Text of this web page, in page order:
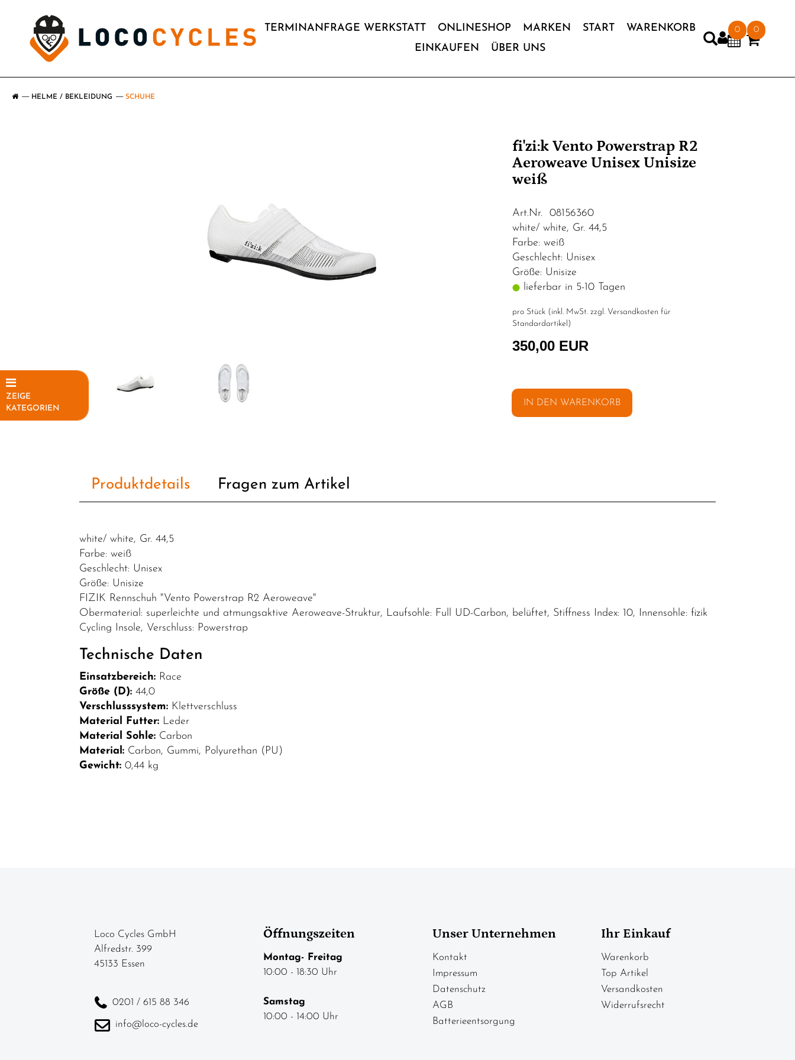
TERMINANFRAGE WERKSTATT ONLINESHOP MARKEN START
WARENKORB
EINKAUFEN
ÜBER UNS
0 0
HELME / BEKLEIDUNG SCHUHE
ZEIGE
KATEGORIEN
fi'zi:k Vento Powerstrap R2
Aeroweave Unisex Unisize
weiß
Art.Nr. 08156360
white/ white, Gr. 44,5
Farbe: weiß
Geschlecht: Unisex
Größe: Unisize
lieferbar in 5-10 Tagen
pro Stück (inkl. MwSt. zzgl. Versandkosten für
Standardartikel )
350,00 EUR
IN DEN WARENKORB
Produktdetails Fragen zum Artikel
white/ white, Gr. 44,5
Farbe: weiß
Geschlecht: Unisex
Größe: Unisize
FIZIK Rennschuh "Vento Powerstrap R2 Aeroweave"
Obermaterial: superleichte und atmungsaktive Aeroweave-Struktur, Laufsohle: Full UD-Carbon, belüftet, Stiffness Index: 10, Innensohle: fizik
Cycling Insole, Verschluss: Powerstrap
Technische Daten
Einsatzbereich: Race
Größe (D): 44,0
Verschlusssystem: Klettverschluss
Material Futter: Leder
Material Sohle: Carbon
Material: Carbon, Gummi, Polyurethan (PU)
Gewicht: 0,44 kg
Loco Cycles GmbH
Alfredstr. 399
45133 Essen
0201 / 615 88 346
info@loco-cycles.de
Öffnungszeiten
Montag- Freitag
10:00 - 18:30 Uhr
Samstag
10:00 - 14:00 Uhr
Unser Unternehmen
Kontakt
Impressum
Datenschutz
AGB
Batterieentsorgung
Ihr Einkauf
Warenkorb
Top Artikel
Versandkosten
Widerrufsrecht